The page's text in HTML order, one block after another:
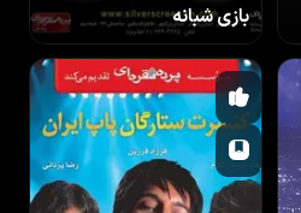
بازی شبانه
ایرانی
کمدی